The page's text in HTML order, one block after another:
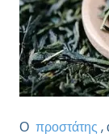
Ο προστάτης ,